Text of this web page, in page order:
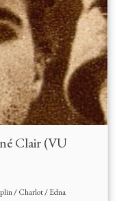
Clair (VU
/Charlot/Edna